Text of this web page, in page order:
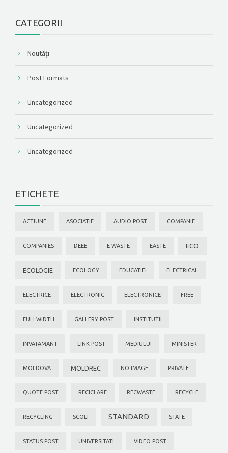
CATEGORII
Noutăți
Post Formats
Uncategorized
Uncategorized
Uncategorized
ETICHETE
ACTIUNE ASOCIATIE AUDIO POST COMPANIE
COMPANIES DEEE E-WASTE EASTE ECO
ECOLOGIE ECOLOGY EDUCATIEI ELECTRICAL
ELECTRICE ELECTRONIC ELECTRONICE FREE
FULLWIDTH GALLERY POST INSTITUTII
INVATAMANT LINK POST MEDIULUI MINISTER
MOLDOVA MOLDREC NO IMAGE PRIVATE
QUOTE POST RECICLARE RECWASTE RECYCLE
RECYCLING SCOLI STANDARD STATE
STATUS POST UNIVERSITATI VIDEO POST